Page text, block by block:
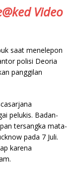
Video
saat menelepon
polisi Deoria
panggilan
pelukis. Badan-
tersangka mata-
pada 7 Juli.
karena